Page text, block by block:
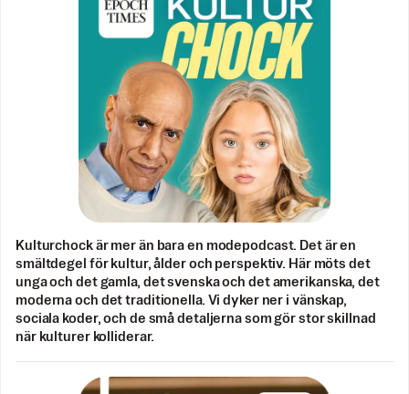
Kulturchock är mer än bara en modepodcast. Det är en
smältdegel för kultur, ålder och perspektiv. Här möts det
unga och det gamla, det svenska och det amerikanska, det
moderna och det traditionella. Vi dyker ner i vänskap,
sociala koder, och de små detaljerna som gör stor skillnad
när kulturer kolliderar.